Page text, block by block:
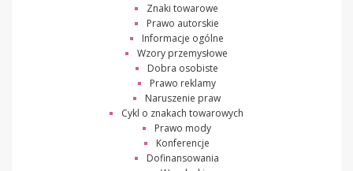
Znaki towarowe
Prawo autorskie
Informacje ogólne
Wzory przemysłowe
Dobra osobiste
Prawo reklamy
Naruszenie praw
Cykl o znakach towarowych
Prawo mody
Konferencje
Dofinansowania